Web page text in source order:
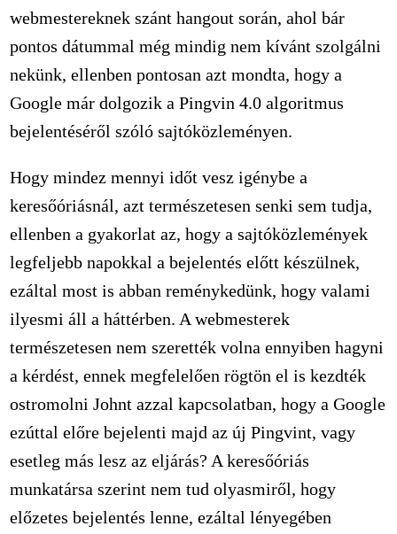
webmestereknek szánt hangout során, ahol bár
pontos dátummal még mindig nem kívánt szolgálni
nekünk, ellenben pontosan azt mondta, hogy a
Google már dolgozik a Pingvin 4.0 algoritmus
bejelentéséről szóló sajtóközleményen.
Hogy mindez mennyi időt vesz igénybe a
keresőóriásnál, azt természetesen senki sem tudja,
ellenben a gyakorlat az, hogy a sajtóközlemények
legfeljebb napokkal a bejelentés előtt készülnek,
ezáltal most is abban reménykedünk, hogy valami
ilyesmi áll a háttérben. A webmesterek
természetesen nem szerették volna ennyiben hagyni
a kérdést, ennek megfelelően rögtön el is kezdték
ostromolni Johnt azzal kapcsolatban, hogy a Google
ezúttal előre bejelenti majd az új Pingvint, vagy
esetleg más lesz az eljárás? A keresőóriás
munkatársa szerint nem tud olyasmiről, hogy
előzetes bejelentés lenne, ezáltal lényegében